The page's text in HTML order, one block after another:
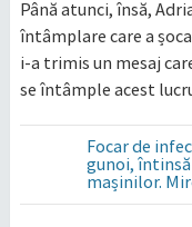
Până atunci, însă,
întâmplare care a
i-a trimis un mesaj
se întâmple acest
Focar de
gunoi,
mașinilor.